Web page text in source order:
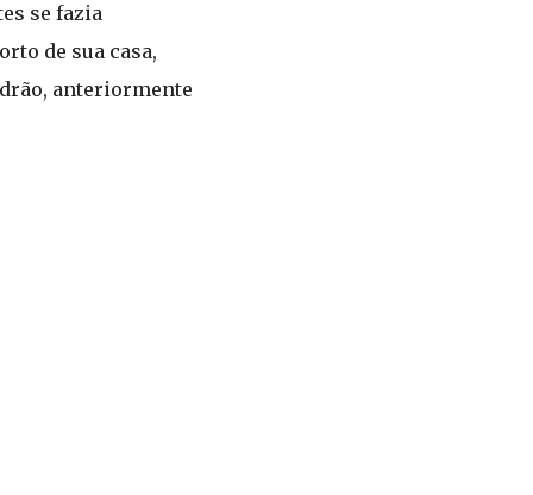
se fazia
de sua casa,
anteriormente